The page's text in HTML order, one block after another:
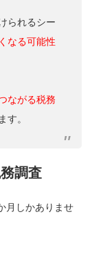
られるシー
なる可能性
ながる税務
す。
調査
月しかありませ